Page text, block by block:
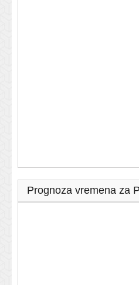
Prognoza vremena za